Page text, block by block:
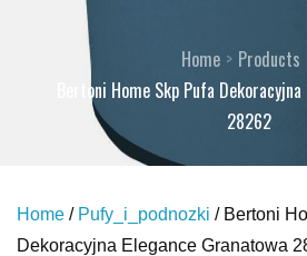
Home
Products
Bertoni Home Skp Pufa
28262
Home / Pufy_i_podnozki / Bertoni
Dekoracyjna Elegance Granatowa